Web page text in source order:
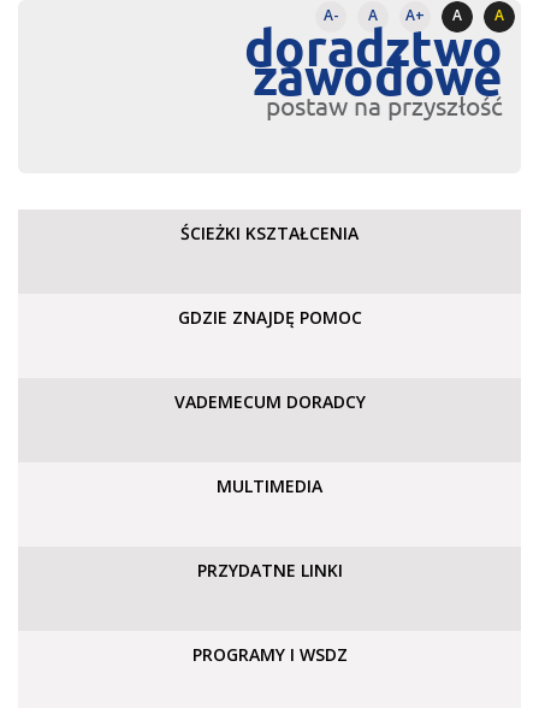
A- A A+ A A
doradztwo
zawodowe
postaw na przyszłość
ŚCIEŻKI KSZTAŁCENIA
GDZIE ZNAJDĘ POMOC
VADEMECUM DORADCY
MULTIMEDIA
PRZYDATNE LINKI
PROGRAMY I WSDZ